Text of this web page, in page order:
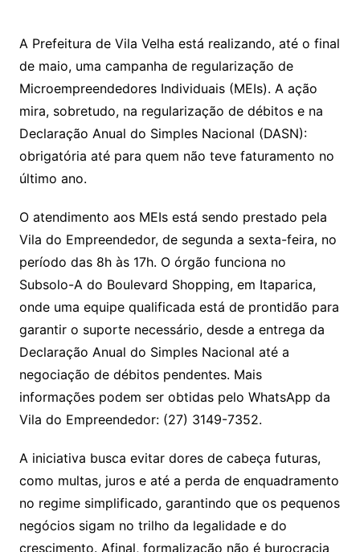
at
s
A
p
p
c
e
b
o
o
k
itt
er
ai
l
p
y
Li
n
k
A Prefeitura de Vila Velha está realizando, até o final
de maio, uma campanha de regularização de
Microempreendedores Individuais (MEIs). A ação
mira, sobretudo, na regularização de débitos e na
Declaração Anual do Simples Nacional (DASN):
obrigatória até para quem não teve faturamento no
último ano.
O atendimento aos MEIs está sendo prestado pela
Vila do Empreendedor, de segunda a sexta-feira, no
período das 8h às 17h. O órgão funciona no
Subsolo-A do Boulevard Shopping, em Itaparica,
onde uma equipe qualificada está de prontidão para
garantir o suporte necessário, desde a entrega da
Declaração Anual do Simples Nacional até a
negociação de débitos pendentes. Mais
informações podem ser obtidas pelo WhatsApp da
Vila do Empreendedor: (27) 3149-7352.
A iniciativa busca evitar dores de cabeça futuras,
como multas, juros e até a perda de enquadramento
no regime simplificado, garantindo que os pequenos
negócios sigam no trilho da legalidade e do
crescimento. Afinal, formalização não é burocracia